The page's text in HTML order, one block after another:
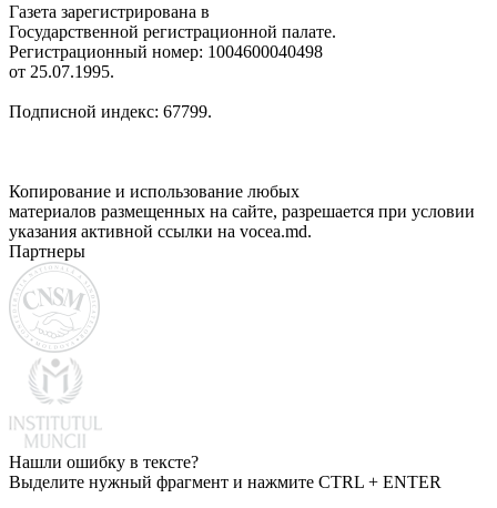
Газета зарегистрирована в
Государственной регистрационной палате.
Регистрационный номер: 1004600040498
от 25.07.1995.
Подписной индекс: 67799.
Копирование и использование любых
материалов размещенных на сайте, разрешается при условии
указания активной ссылки на vocea.md.
Партнеры
Нашли ошибку в тексте?
Выделите нужный фрагмент и нажмите CTRL + ENTER